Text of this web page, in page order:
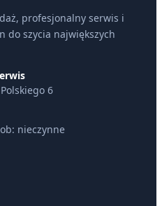
profesjonalny serwis i
do szycia największych
6
nieczynne